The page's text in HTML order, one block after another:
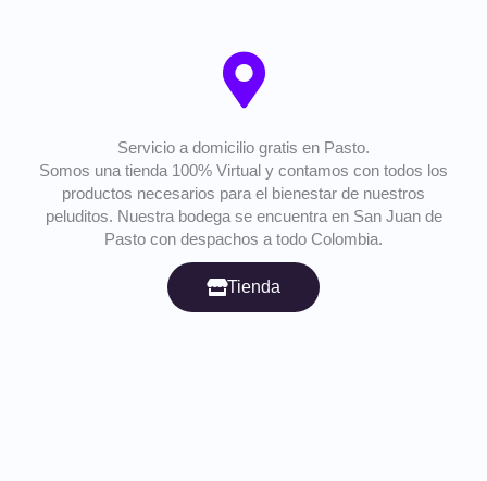
Servicio a domicilio gratis en Pasto.
Somos una tienda 100% Virtual y contamos con todos los
productos necesarios para el bienestar de nuestros
peluditos. Nuestra bodega se encuentra en San Juan de
Pasto con despachos a todo Colombia.
Tienda